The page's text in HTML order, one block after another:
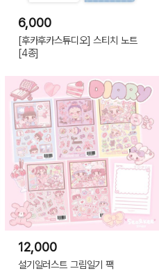
6,000
[후카후카스튜디오] 스티치 노트
[4종]
12,000
설기일러스트 그림일기 팩